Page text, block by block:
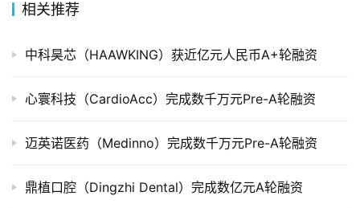
并
重
上
相关推荐
中科昊芯（HAAWKING）获近亿元人民币A+轮融资
心寰科技（CardioAcc）完成数千万元Pre-A轮融资
迈英诺医药（Medinno）完成数千万元Pre-A轮融资
鼎植口腔（Dingzhi Dental）完成数亿元A轮融资